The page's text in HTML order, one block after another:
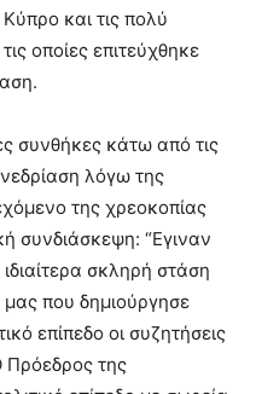
και τις πολύ
οποίες επιτεύχθηκε
συνθήκες κάτω από τις
λόγω της
της χρεοκοπίας
συνδιάσκεψη: “Εγιναν
σκληρή στάση
που δημιούργησε
επίπεδο οι συζητήσεις
της